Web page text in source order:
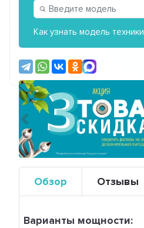
Как узнать модель техники
Предыдущий
Обзор Отзывы
Варианты мощности: